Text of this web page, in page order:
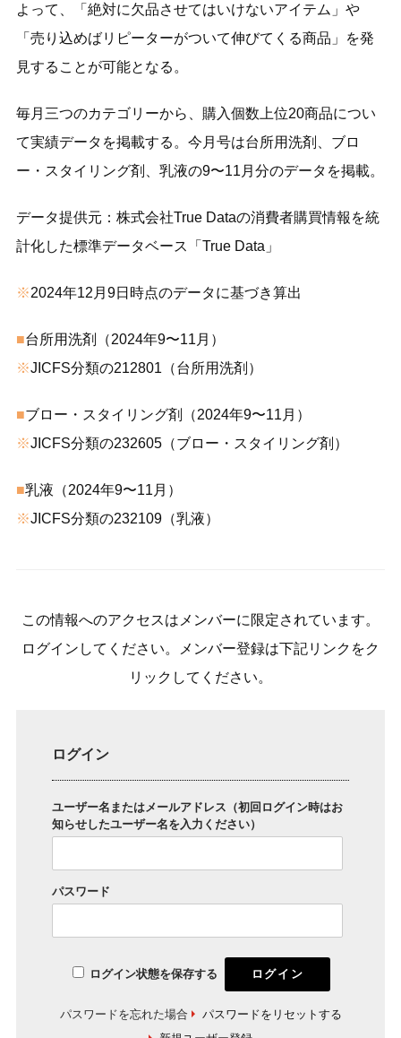
よって、「絶対に欠品させてはいけないアイテム」や
「売り込めばリピーターがついて伸びてくる商品」を発
見することが可能となる。
毎月三つのカテゴリーから、購入個数上位20商品につい
て実績データを掲載する。今月号は台所用洗剤、ブロ
ー・スタイリング剤、乳液の9〜11月分のデータを掲載。
データ提供元：株式会社True Dataの消費者購買情報を統
計化した標準データベース「True Data」
※2024年12月9日時点のデータに基づき算出
■台所用洗剤（2024年9〜11月）
※JICFS分類の212801（台所用洗剤）
■ブロー・スタイリング剤（2024年9〜11月）
※JICFS分類の232605（ブロー・スタイリング剤）
■乳液（2024年9〜11月）
※JICFS分類の232109（乳液）
この情報へのアクセスはメンバーに限定されています。
ログインしてください。メンバー登録は下記リンクをク
リックしてください。
ログイン
ユーザー名またはメールアドレス（初回ログイン時はお
知らせしたユーザー名を入力ください）
パスワード
ログイン状態を保存する
パスワードを忘れた場合
パスワードをリセットする